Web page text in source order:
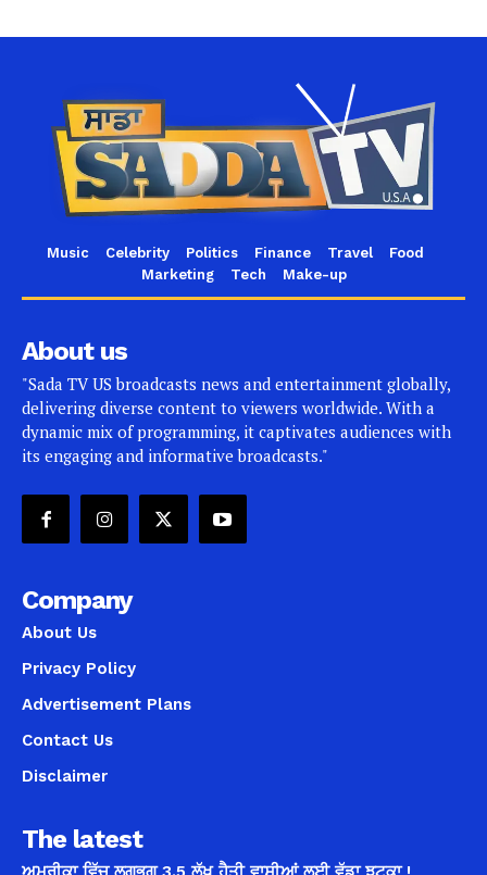
Music Celebrity Politics Finance Travel
Food
Marketing
Tech Make-up
About us
"Sada TV US broadcasts news and entertainment globally,
delivering diverse content to viewers worldwide. With a
dynamic mix of programming, it captivates audiences with
its engaging and informative broadcasts."
Company
About Us
Privacy Policy
Advertisement Plans
Contact Us
Disclaimer
The latest